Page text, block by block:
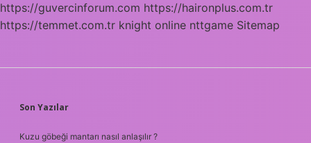
https://guvercinforum.com https://haironplus.com.tr
https://temmet.com.tr knight online nttgame Sitemap
SIDEBAR
Son Yazılar
Kuzu göbeği mantarı nasıl anlaşılır ?